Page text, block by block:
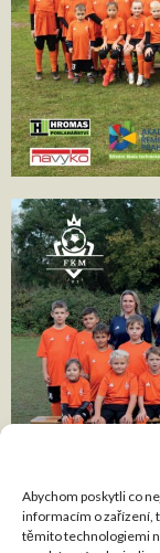
Abychom poskytli co
informacím o zařízení,
těmito technologiemi